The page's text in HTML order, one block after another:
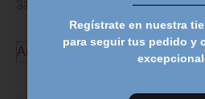
Añadir al carrito
Regístrate en nuestra
para seguir tus pedido y